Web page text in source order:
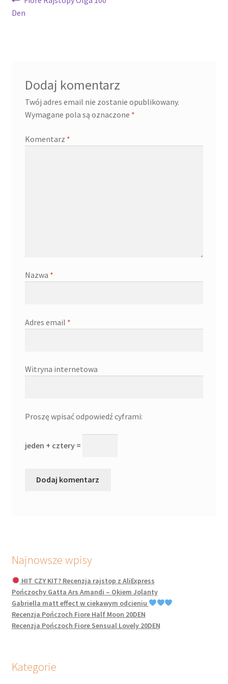
wpisu
wpis:
Den
Dodaj komentarz
Twój adres email nie zostanie opublikowany.
Wymagane pola są oznaczone *
Komentarz *
Nazwa *
Adres email *
Witryna internetowa
Proszę wpisać odpowiedź cyframi:
jeden + cztery =
Najnowsze wpisy
HIT CZY KIT? Recenzja rajstop z AliExpress
Pończochy Gatta Ars Amandi – Okiem Jolanty
Gabriella matt effect w ciekawym odcieniu
Recenzja Pończoch Fiore Half Moon 20DEN
Recenzja Pończoch Fiore Sensual Lovely 20DEN
Kategorie